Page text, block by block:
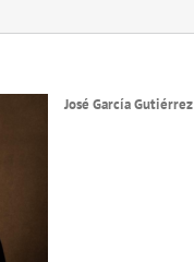
José García Gutiérrez